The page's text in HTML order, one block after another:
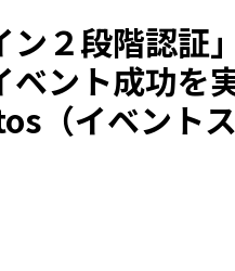
２段階認証」
ベント成功を
（イベント